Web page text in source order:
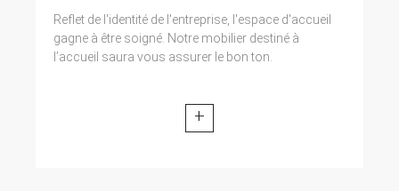
Reflet de l'identité de l'entreprise, l'espace d'accueil
gagne à être soigné. Notre mobilier destiné à
l’accueil saura vous assurer le bon ton.
+